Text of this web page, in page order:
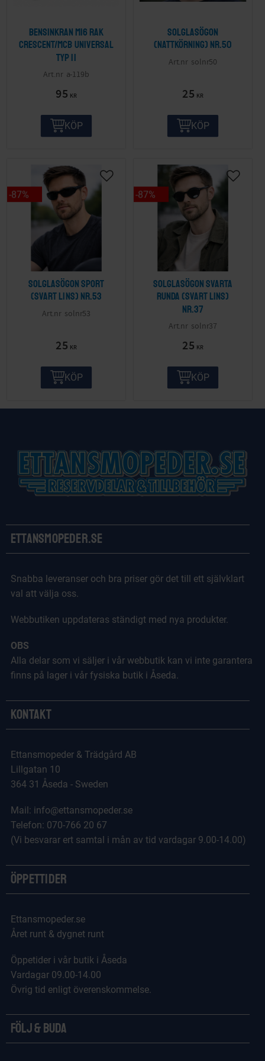
Bensinkran M16 Rak
Crescent/MCB Universal
Typ II
a-119b
95 KR
KÖP
Solglasögon
(nattkörning) nr.50
solnr50
25 KR
KÖP
Solglasögon sport
(svart lins) nr.53
solnr53
25 KR
87%
KÖP
Solglasögon svarta
runda (svart lins)
nr.37
solnr37
25 KR
87%
KÖP
Ettansmopeder.se
Snabba leveranser och bra priser gör det till ett självklart
val att välja oss.
Webbutiken uppdateras ständigt med nya produkter.
OBS
Alla delar som vi säljer i vår webbutik kan vi inte garantera
finns på lager i vår fysiska butik i Åseda.
Kontakt
Ettansmopeder & Trädgård AB
Lillgatan 10
364 31 Åseda - Sweden
Mail: info@ettansmopeder.se
Telefon: 070-766 20 67
(Vi besvarar ert samtal i mån av tid vardagar 9.00-14.00)
Öppettider
Ettansmopeder.se
Året runt & dygnet runt
Öppetider i vår butik i Åseda
Vardagar 09.00-14.00
Övrig tid enligt överenskommelse.
Följ & Buda